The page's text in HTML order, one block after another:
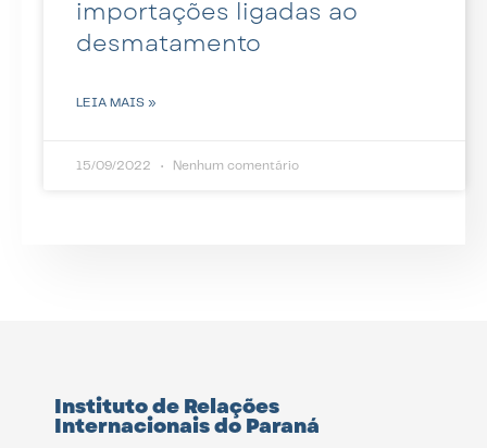
importações ligadas ao
desmatamento
LEIA MAIS »
15/09/2022 Nenhum comentário
Instituto de Relações
Internacionais do Paraná